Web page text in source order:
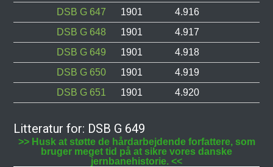
DSB G 647
1901
4.916
DSB G 648
1901
4.917
DSB G 649
1901
4.918
DSB G 650
1901
4.919
DSB G 651
1901 4.920
Litteratur for: DSB G 649
>> Husk at støtte de hårdarbejdende forfattere, som
bruger meget tid på at sikre vores danske
jernbanehistorie. <<